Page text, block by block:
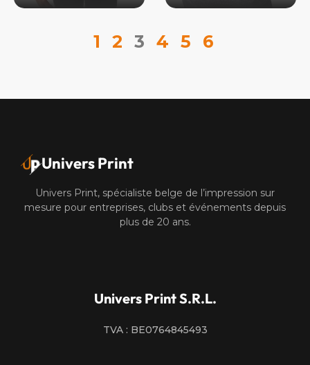
1 2 3 4 5 6
Univers Print
Univers Print, spécialiste belge de l’impression sur
mesure pour entreprises, clubs et événements depuis
plus de 20 ans.
Univers Print S.R.L.
TVA : BE0764845493